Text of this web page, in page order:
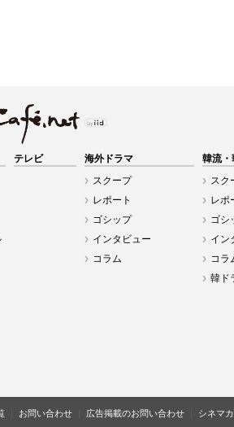
テレビ
海外ドラマ
スクープ
レポート
ゴシップ
インタビュー
コラム
韓流・
スク
レポ
ゴシ
イン
コラ
韓ド
お問い合わせ 広告掲載のお問い合わせ シネマ